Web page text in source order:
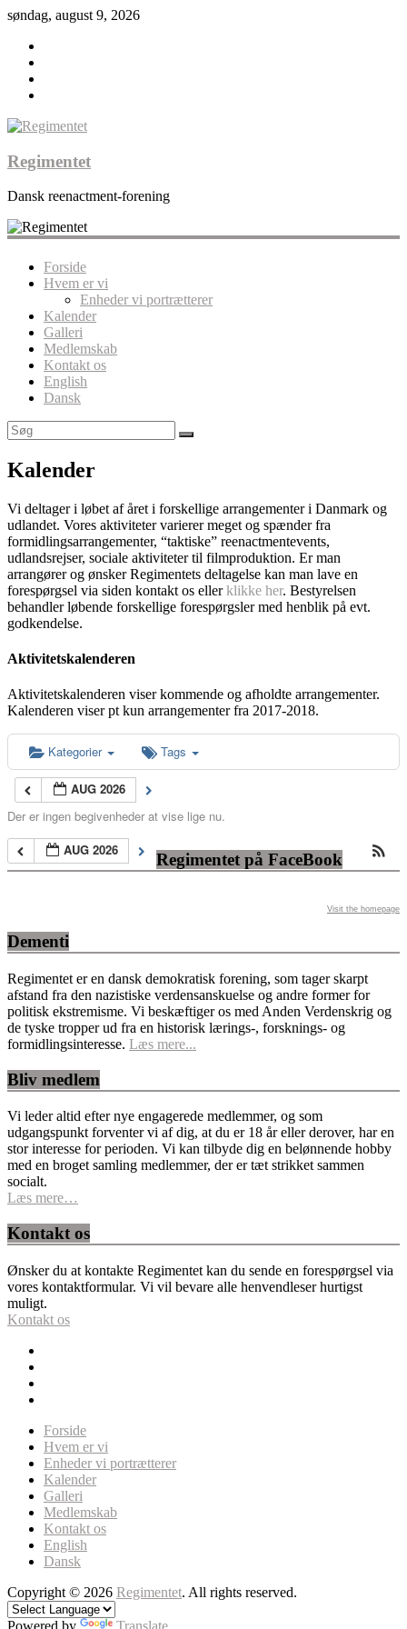
søndag, august 9, 2026
Regimentet
Dansk reenactment-forening
Forside
Hvem er vi
Enheder vi portrætterer
Kalender
Galleri
Medlemskab
Kontakt os
English
Dansk
Kalender
Vi deltager i løbet af året i forskellige arrangementer i Danmark og
udlandet. Vores aktiviteter varierer meget og spænder fra
formidlingsarrangementer, “taktiske” reenactmentevents,
udlandsrejser, sociale aktiviteter til filmproduktion. Er man
arrangører og ønsker Regimentets deltagelse kan man lave en
forespørgsel via siden kontakt os ellerklikke her. Bestyrelsen
behandler løbende forskellige forespørgsler med henblik på evt.
godkendelse.
Aktivitetskalenderen
Aktivitetskalenderen viser kommende og afholdte arrangementer.
Kalenderen viser pt kun arrangementer fra 2017-2018.
Kategorier Tags
AUG 2026
Der er ingen begivenheder at vise lige nu.
AUG 2026
Regimentet på FaceBook
Visit the homepage
Dementi
Regimentet er en dansk demokratisk forening, som tager skarpt
afstand fra den nazistiske verdensanskuelse og andre former for
politisk ekstremisme. Vi beskæftiger os med Anden Verdenskrig og
de tyske tropper ud fra en historisk lærings-, forsknings- og
formidlingsinteresse. Læs mere...
Bliv medlem
Vi leder altid efter nye engagerede medlemmer, og som
udgangspunkt forventer vi af dig, at du er 18 år eller derover, har en
stor interesse for perioden. Vi kan tilbyde dig en belønnende hobby
med en broget samling medlemmer, der er tæt strikket sammen
socialt.
Læs mere…
Kontakt os
Ønsker du at kontakte Regimentet kan du sende en forespørgsel via
vores kontaktformular. Vi vil bevare alle henvendleser hurtigst
muligt.
Kontakt os
Forside
Hvem er vi
Enheder vi portrætterer
Kalender
Galleri
Medlemskab
Kontakt os
English
Dansk
Copyright © 2026 Regimentet. All rights reserved.
Powered by Translate